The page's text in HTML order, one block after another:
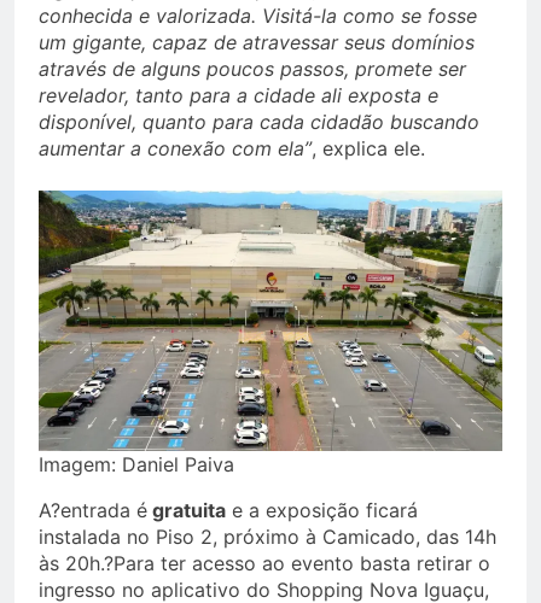
conhecida e valorizada. Visitá-la como se fosse
um gigante, capaz de atravessar seus domínios
através de alguns poucos passos, promete ser
revelador, tanto para a cidade ali exposta e
disponível, quanto para cada cidadão buscando
aumentar a conexão com ela”, explica ele.
Imagem: Daniel Paiva
A?entrada é gratuita e a exposição ficará
instalada no Piso 2, próximo à Camicado, das 14h
às 20h.?Para ter acesso ao evento basta retirar o
ingresso no aplicativo do Shopping Nova Iguaçu,